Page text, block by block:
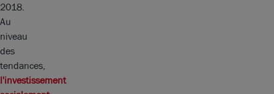
2018.
Au
niveau
des
tendances,
l'investissement